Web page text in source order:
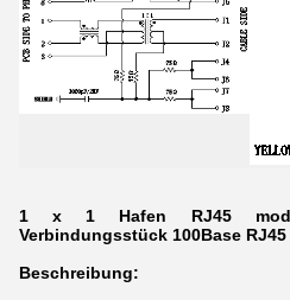
1 x 1 Hafen RJ45
Verbindungsstück 100Base RJ45
Beschreibung: